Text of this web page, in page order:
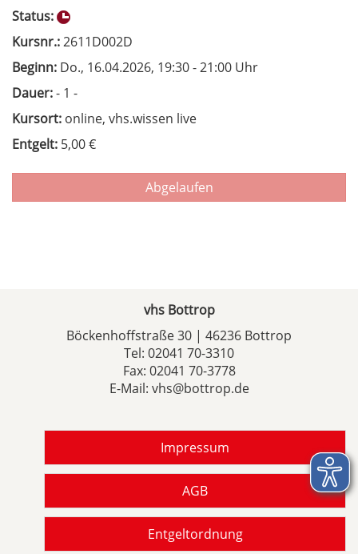
Status:
Kursnr.:2611D002D
Beginn: Do., 16.04.2026, 19:30 - 21:00 Uhr
Dauer:- 1 -
Kursort: online, vhs.wissen live
Entgelt: 5,00 €
Abgelaufen
vhs Bottrop
Böckenhoffstraße 30 | 46236 Bottrop
Tel: 02041 70-3310
Fax: 02041 70-3778
E-Mail: vhs@bottrop.de
Impressum
AGB
Entgeltordnung